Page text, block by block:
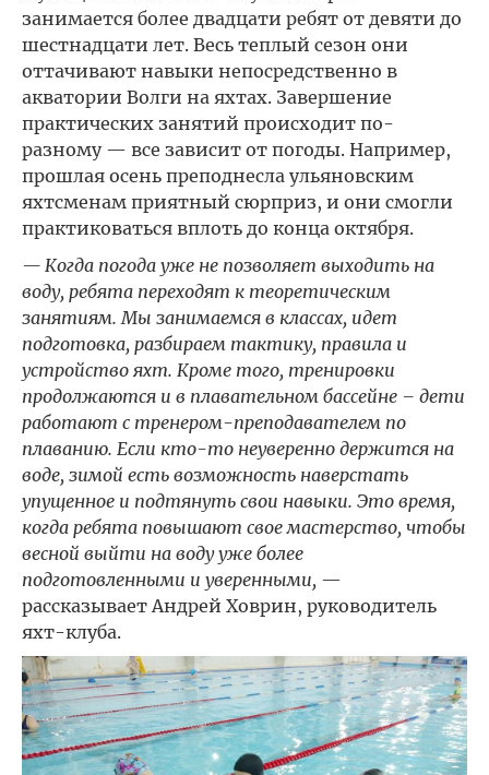
занимается более двадцати ребят от девяти до
шестнадцати лет. Весь теплый сезон они
оттачивают навыки непосредственно в
акватории Волги на яхтах. Завершение
практических занятий происходит по-
разному — все зависит от погоды. Например,
прошлая осень преподнесла ульяновским
яхтсменам приятный сюрприз, и они смогли
практиковаться вплоть до конца октября.
— Когда погода уже не позволяет выходить на
воду, ребята переходят к теоретическим
занятиям. Мы занимаемся в классах, идет
подготовка, разбираем тактику, правила и
устройство яхт. Кроме того, тренировки
продолжаются и в плавательном бассейне – дети
работают с тренером-преподавателем по
плаванию. Если кто-то неуверенно держится на
воде, зимой есть возможность наверстать
упущенное и подтянуть свои навыки. Это время,
когда ребята повышают свое мастерство, чтобы
весной выйти на воду уже более
подготовленными и уверенными, —
рассказывает Андрей Ховрин, руководитель
яхт-клуба.